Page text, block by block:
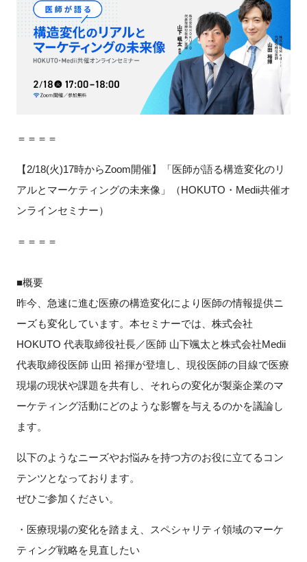
新規登録
イベント
プログラム
ニュース・掲示板
LINK-Jを知る
特別会員
施設・アクセス
FAQ
イベントお知らせメール登録
＝＝＝＝
【2/18(火)17時からZoom開催】「医師が語る構造変化のリ
アルとマーケティングの未来像」（HOKUTO・Medii共催オ
ンラインセミナー）
＝＝＝＝
■概要
昨今、急速に進む医療の構造変化により医師の情報提供ニ
ーズも変化しています。本セミナーでは、株式会社
HOKUTO 代表取締役社長／医師 山下颯太と株式会社Medii
代表取締役医師 山田 裕揮が登壇し、現役医師の目線で医療
現場の現状や課題を共有し、それらの変化が製薬企業のマ
ーケティング活動にどのような影響を与えるのかを議論し
ます。
以下のようなニーズやお悩みを持つ方のお役に立てるコン
テンツとなっております。
ぜひご参加ください。
・医療現場の変化を踏まえ、スペシャリティ領域のマーケ
ティング戦略を見直したい